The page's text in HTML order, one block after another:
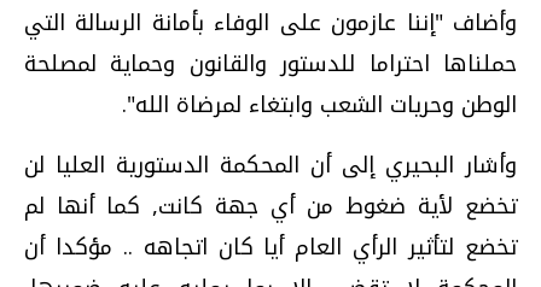
وأضاف "إننا عازمون على الوفاء بأمانة الرسالة التي
حملناها احتراما للدستور والقانون وحماية لمصلحة
الوطن وحريات الشعب وابتغاء لمرضاة الله".
وأشار البحيري إلى أن المحكمة الدستورية العليا لن
تخضع لأية ضغوط من أي جهة كانت, كما أنها لم
تخضع لتأثير الرأي العام أيا كان اتجاهه .. مؤكدا أن